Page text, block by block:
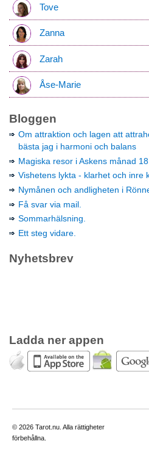
Tove
Zanna
Zarah
Åse-Marie
Bloggen
Om attraktion och lagen att
bästa jag i harmoni och balans
Magiska resor i Askens månad
Vishetens lykta - klarhet och inre
Nymånen och andligheten i
Få svar via mail.
Sommarhälsning.
Ett steg vidare.
Nyhetsbrev
Ladda ner appen
© 2026 Tarot.nu. Alla rättigheter
förbehållna.